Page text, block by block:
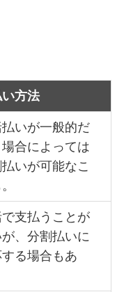
方法
いが一般的だ
合によっては
いが可能なこ
支払うことが
、分割払いに
る場合もあ